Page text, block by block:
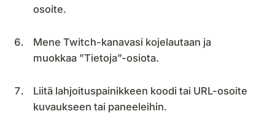
osoite.
Mene Twitch-kanavasi kojelautaan ja
muokkaa ”Tietoja”-osiota.
Liitä lahjoituspainikkeen koodi tai URL-osoite
kuvaukseen tai paneeleihin.